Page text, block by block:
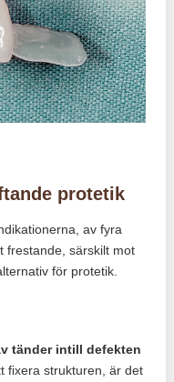
protetik
av fyra
frestande, särskilt mot
för protetik.
tänder intill defekten
fixera strukturen, är det